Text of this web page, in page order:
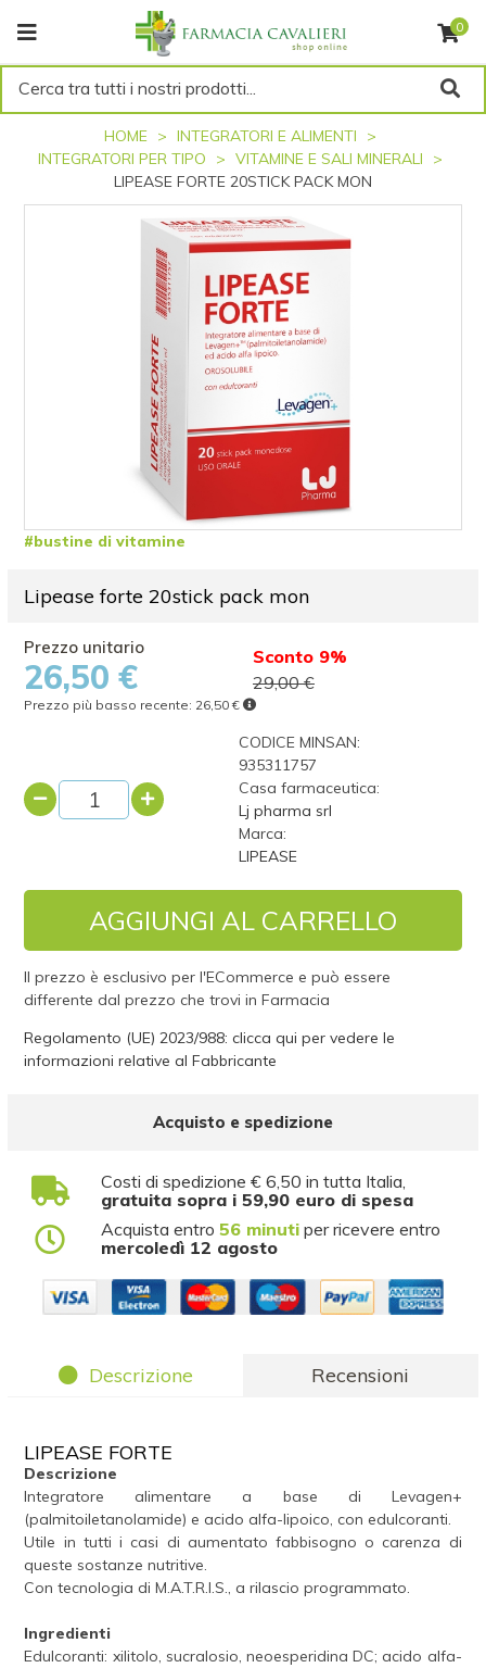
0
Cerca tra tutti i nostri prodotti...
HOME
INTEGRATORI E ALIMENTI
INTEGRATORI PER TIPO
VITAMINE E SALI MINERALI
LIPEASE FORTE 20STICK PACK MON
#bustine di vitamine
Lipease forte 20stick pack mon
26,50 €
Sconto 9%
29,00 €
Prezzo più basso recente: 26,50 €
CODICE MINSAN:
935311757
Casa farmaceutica:
Lj pharma srl
Marca:
LIPEASE
AGGIUNGI AL CARRELLO
Il prezzo è esclusivo per l'ECommerce e può essere
differente dal prezzo che trovi in Farmacia
Regolamento (UE) 2023/988: clicca qui per vedere le
informazioni relative al Fabbricante
Acquisto e spedizione
Costi di spedizione € 6,50 in tutta Italia,
gratuita sopra i 59,90 euro di spesa
Acquista entro56 minuti per ricevere entro
mercoledì 12 agosto
Descrizione Recensioni
LIPEASE FORTE
Descrizione
Integratore alimentare a base di Levagen+
(palmitoiletanolamide) e acido alfa-lipoico, con edulcoranti.
Utile in tutti i casi di aumentato fabbisogno o carenza di
queste sostanze nutritive.
Con tecnologia di M.A.T.R.I.S., a rilascio programmato.
Ingredienti
Edulcoranti: xilitolo, sucralosio, neoesperidina DC; acido alfa-